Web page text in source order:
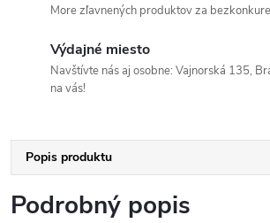
More zľavnených produktov za
Výdajné miesto
Navštívte nás aj osobne: Vajnorská 135,
na vás!
Popis produktu
Podrobný popis